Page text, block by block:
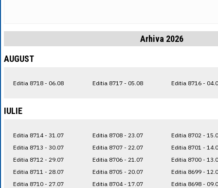
Arhiva 2026
AUGUST
Editia 8718 - 06.08 Editia 8717 - 05.08 Editia 8716 -
IULIE
Editia 8714 - 31.07
Editia 8713 - 30.07
Editia 8712 - 29.07
Editia 8711 - 28.07
Editia 8710 - 27.07
Editia 8708 - 23.07
Editia 8707 - 22.07
Editia 8706 - 21.07
Editia 8705 - 20.07
Editia 8704 - 17.07
Editia 8702 -
Editia 8701 -
Editia 8700 -
Editia 8699 -
Editia 8698 -